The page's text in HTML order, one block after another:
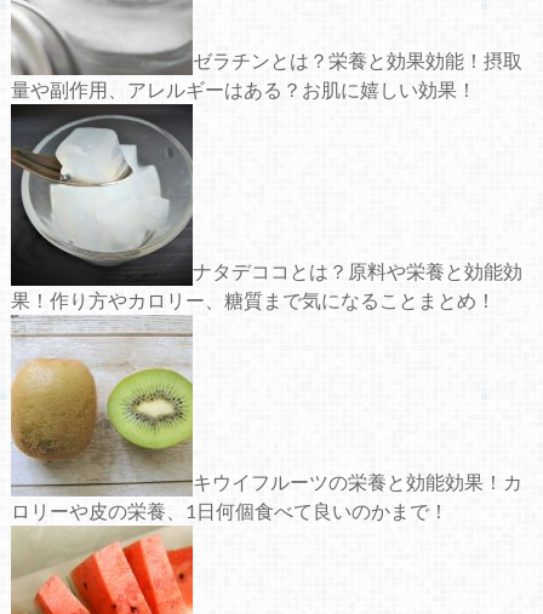
ゼラチンとは？栄養と効果効能！摂取
量や副作用、アレルギーはある？お肌に嬉しい効果！
ナタデココとは？原料や栄養と効能効
果！作り方やカロリー、糖質まで気になることまとめ！
キウイフルーツの栄養と効能効果！カ
ロリーや皮の栄養、1日何個食べて良いのかまで！